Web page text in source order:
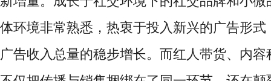
体环境非常熟悉，热衷于投入新兴的广告形式
广告收入总量的稳步增长。而红人带货、内